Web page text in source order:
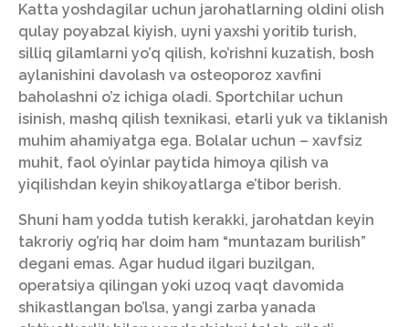
Katta yoshdagilar uchun jarohatlarning oldini olish
qulay poyabzal kiyish, uyni yaxshi yoritib turish,
silliq gilamlarni yo’q qilish, ko’rishni kuzatish, bosh
aylanishini davolash va osteoporoz xavfini
baholashni o’z ichiga oladi. Sportchilar uchun
isinish, mashq qilish texnikasi, etarli yuk va tiklanish
muhim ahamiyatga ega. Bolalar uchun – xavfsiz
muhit, faol o’yinlar paytida himoya qilish va
yiqilishdan keyin shikoyatlarga e’tibor berish.
Shuni ham yodda tutish kerakki, jarohatdan keyin
takroriy og’riq har doim ham “muntazam burilish”
degani emas. Agar hudud ilgari buzilgan,
operatsiya qilingan yoki uzoq vaqt davomida
shikastlangan bo’lsa, yangi zarba yanada